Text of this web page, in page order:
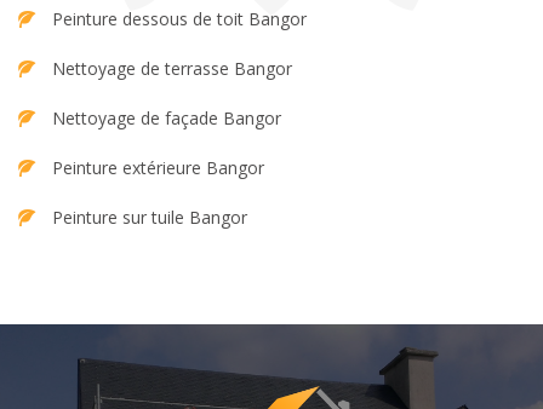
Peinture dessous de toit Bangor
Nettoyage de terrasse Bangor
Nettoyage de façade Bangor
Peinture extérieure Bangor
Peinture sur tuile Bangor